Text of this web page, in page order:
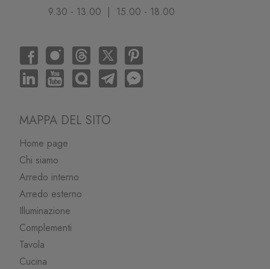
9.30 - 13.00 | 15.00 - 18.00
MAPPA DEL SITO
Home page
Chi siamo
Arredo interno
Arredo esterno
Illuminazione
Complementi
Tavola
Cucina